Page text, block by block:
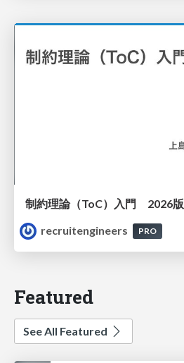
制約理論（ToC）入門 2026版
recruitengineers
PRO
Featured
See All Featured